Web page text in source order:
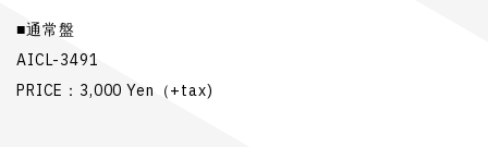
■通常盤
AICL-3491
PRICE：3,000 Yen（+tax)